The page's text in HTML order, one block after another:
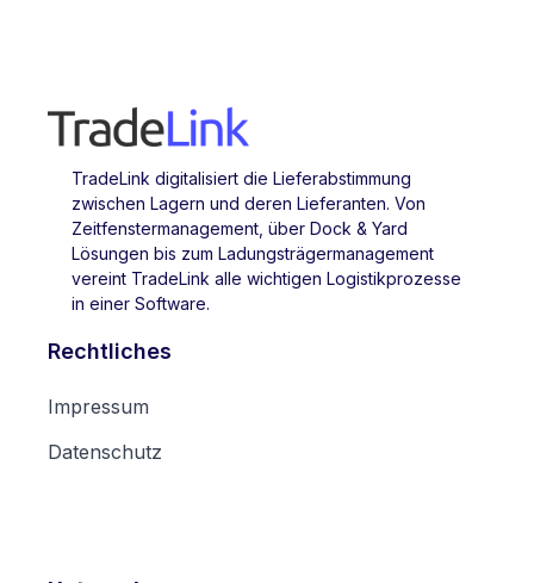
TradeLink digitalisiert die Lieferabstimmung
zwischen Lagern und deren Lieferanten. Von
Zeitfenstermanagement, über Dock & Yard
Lösungen bis zum Ladungsträgermanagement
vereint TradeLink alle wichtigen Logistikprozesse
in einer Software.
Rechtliches
Impressum
Datenschutz